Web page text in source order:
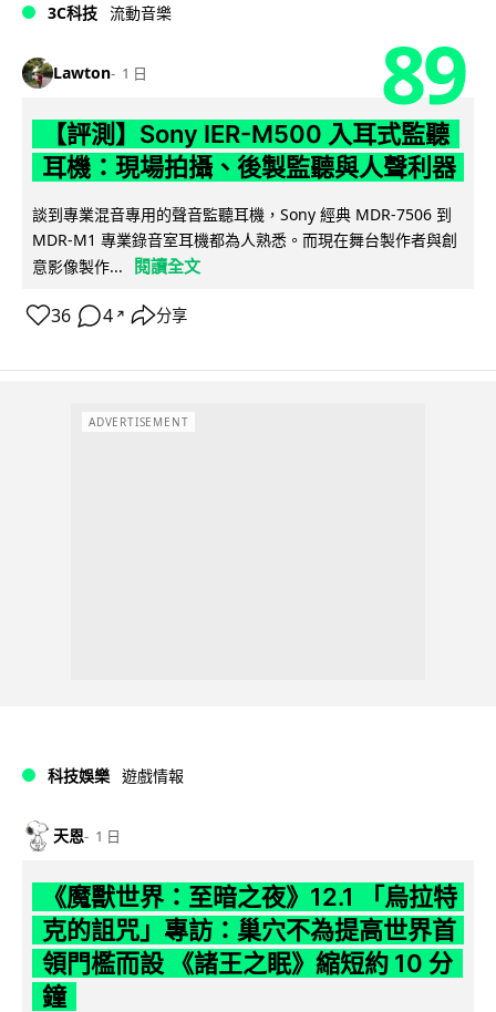
3C科技 流動音樂
Lawton 1 日 89
【評測】Sony IER-M500 入耳式監聽
耳機：現場拍攝、後製監聽與人聲利器
談到專業混音專用的聲音監聽耳機，Sony 經典 MDR-7506 到
MDR-M1 專業錄音室耳機都為人熟悉。而現在舞台製作者與創
意影像製作...
閱讀全文
36 4 ↗ 分享
ADVERTISEMENT
科技娛樂 遊戲情報
天恩 1 日
《魔獸世界：至暗之夜》12.1 「烏拉特
克的詛咒」專訪：巢穴不為提高世界首
領門檻而設 《諸王之眠》縮短約 10 分
鐘